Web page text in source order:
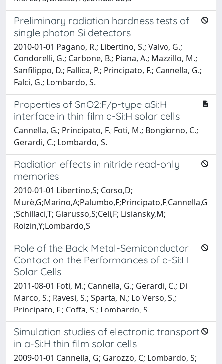
Preliminary radiation hardness tests of
single photon Si detectors
2010-01-01 Pagano, R.; Libertino, S.; Valvo, G.;
Condorelli, G.; Carbone, B.; Piana, A.; Mazzillo, M.;
Sanfilippo, D.; Fallica, P.; Principato, F.; Cannella, G.;
Falci, G.; Lombardo, S.
Properties of SnO2:F/p-type aSi:H
interface in thin film a-Si:H solar cells
Cannella, G.; Principato, F.; Foti, M.; Bongiorno, C.;
Gerardi, C.; Lombardo, S.
Radiation effects in nitride read-only
memories
2010-01-01 Libertino,S; Corso,D;
Murè,G;Marino,A;Palumbo,F;Principato,F;Cannella,G
;Schillaci,T; Giarusso,S;Celi,F; Lisiansky,M;
Roizin,Y;Lombardo,S
Role of the Back Metal-Semiconductor
Contact on the Performances of a-Si:H
Solar Cells
2011-08-01 Foti, M.; Cannella, G.; Gerardi, C.; Di
Marco, S.; Ravesi, S.; Sparta, N.; Lo Verso, S.;
Principato, F.; Coffa, S.; Lombardo, S.
Simulation studies of electronic transport
in a-Si:H thin film solar cells
2009-01-01 Cannella, G; Garozzo, C; Lombardo, S;